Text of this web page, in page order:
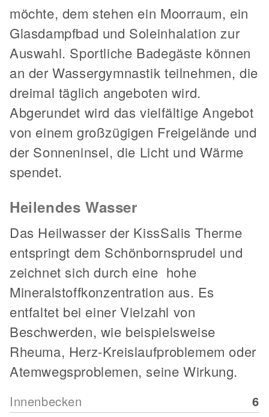
möchte, dem stehen ein Moorraum, ein
Glasdampfbad und Soleinhalation zur
Auswahl. Sportliche Badegäste können
an der Wassergymnastik teilnehmen, die
dreimal täglich angeboten wird.
Abgerundet wird das vielfältige Angebot
von einem großzügigen Freigelände und
der Sonneninsel, die Licht und Wärme
spendet.
Heilendes Wasser
Das Heilwasser der KissSalis Therme
entspringt dem Schönbornsprudel und
zeichnet sich durch eine hohe
Mineralstoffkonzentration aus. Es
entfaltet bei einer Vielzahl von
Beschwerden, wie beispielsweise
Rheuma, Herz-Kreislaufproblemem oder
Atemwegsproblemen, seine Wirkung.
Innenbecken
6